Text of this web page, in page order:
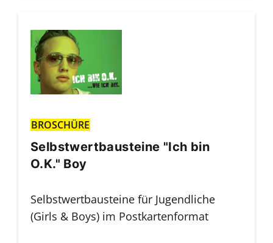
BROSCHÜRE
Selbstwertbausteine "Ich bin
O.K." Boy
Selbstwertbausteine für Jugendliche
(Girls & Boys) im Postkartenformat